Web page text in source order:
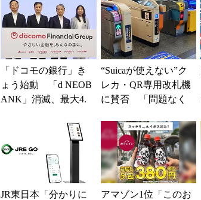
「ドコモの銀行」き
ょう始動 「d NEOB
ANK」消滅、最大4.
“Suicaが使えない”ク
レカ・QR専用改札機
に賛否 「問題なく
系ICの方がスムー...
JR東日本「分かりに
アマゾン1位「このお